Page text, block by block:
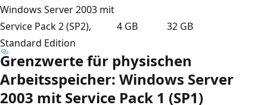
Windows Server 2003 mit
Service Pack 2 (SP2),
Standard Edition
4 GB 32 GB
Grenzwerte für physischen
Arbeitsspeicher: Windows Server
2003 mit Service Pack 1 (SP1)